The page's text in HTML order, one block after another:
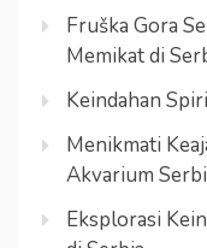
Fruška Gora
Memikat di
Keindahan
Menikmati
Akvarium
Eksplorasi